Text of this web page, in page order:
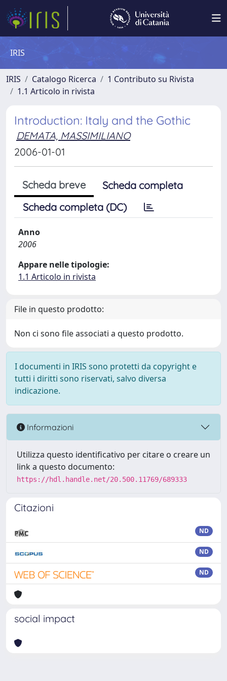
IRIS
IRIS Catalogo Ricerca
1 Contributo su Rivista
1.1 Articolo in rivista
Introduction: Italy and the Gothic
DEMATA, MASSIMILIANO
2006-01-01
Scheda breve
Scheda completa
Scheda completa (DC)
Anno
2006
Appare nelle tipologie:
1.1 Articolo in rivista
File in questo prodotto:
Non ci sono file associati a questo prodotto.
I documenti in IRIS sono protetti da copyright e
tutti i diritti sono riservati, salvo diversa
indicazione.
Informazioni
Utilizza questo identificativo per citare o creare un
link a questo documento:
https://hdl.handle.net/20.500.11769/689333
Citazioni
ND
ND
ND
social impact